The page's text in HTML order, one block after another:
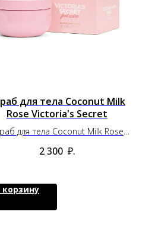
для тела Coconut Milk
Rose Victoria's Secret
для тела Coconut Milk Rose
2 300 ₽.
корзину